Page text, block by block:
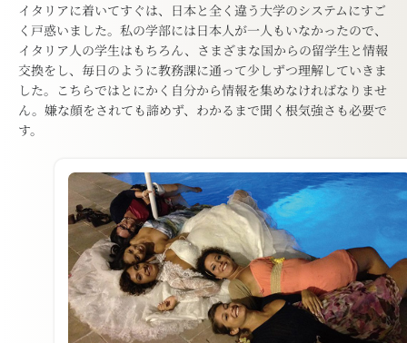
イタリアに着いてすぐは、日本と全く違う大学のシステムにすご
く戸惑いました。私の学部には日本人が一人もいなかったので、
イタリア人の学生はもちろん、さまざまな国からの留学生と情報
交換をし、毎日のように教務課に通って少しずつ理解していきま
した。こちらではとにかく自分から情報を集めなければなりませ
ん。嫌な顔をされても諦めず、わかるまで聞く根気強さも必要で
す。